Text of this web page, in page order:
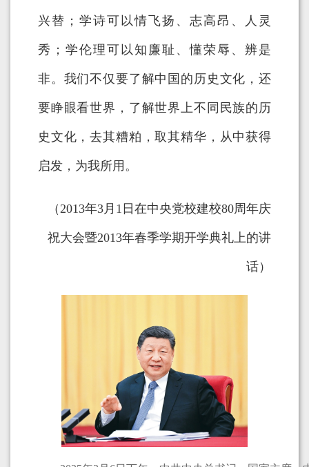
兴替；学诗可以情飞扬、志高昂、人灵
秀；学伦理可以知廉耻、懂荣辱、辨是
非。我们不仅要了解中国的历史文化，还
要睁眼看世界，了解世界上不同民族的历
史文化，去其糟粕，取其精华，从中获得
启发，为我所用。
（2013年3月1日在中央党校建校80周年庆
祝大会暨2013年春季学期开学典礼上的讲
话）